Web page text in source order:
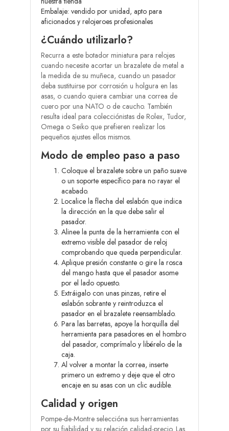
Embalaje: vendido por unidad, apto para
aficionados y relojeroes profesionales
¿Cuándo utilizarlo?
Recurra a este botador miniatura para relojes
cuando necesite acortar un brazalete de metal a
la medida de su muñeca, cuando un pasador
deba sustituirse por corrosión u holgura en las
asas, o cuando quiera cambiar una correa de
cuero por una NATO o de caucho. También
resulta ideal para colecciónistas de Rolex, Tudor,
Omega o Seiko que prefieren realizar los
pequeños ajustes ellos mismos.
Modo de empleo paso a paso
Coloque el brazalete sobre un paño suave
o un soporte específico para no rayar el
acabado.
Localice la flecha del eslabón que indica
la dirección en la que debe salir el
pasador.
Alinee la punta de la herramienta con el
extremo visible del pasador de reloj
comprobando que queda perpendicular.
Aplique presión constante o gire la rosca
del mango hasta que el pasador asome
por el lado opuesto.
Extráigalo con unas pinzas, retire el
eslabón sobrante y reintroduzca el
pasador en el brazalete reensamblado.
Para las barretas, apoye la horquilla del
herramienta para pasadores en el hombro
del pasador, comprímalo y libérelo de la
caja.
Al volver a montar la correa, inserte
primero un extremo y deje que el otro
encaje en su asas con un clic audible.
Calidad y origen
Pompe-de-Montre seleccióna sus herramientas